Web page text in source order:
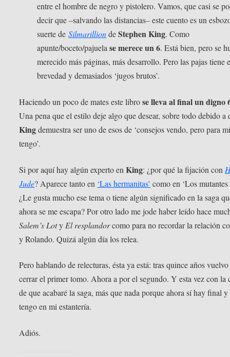
entre el hombre de negro y pistolero. Vamos, que casi se
decir que –salvando las distancias– este cuento es un
suerte deSilmarilliondeStephen King. Como
apunte/boceto/pajuelase merece un 6. Está bien, pero se
merecido más páginas, más desarrollo. Pero las pajas tiene
brevedad y demasiados ‘jugos brutos’.
Haciendo un poco de mates este librose lleva al final un digno
Una pena que el estilo deje algo que desear, sobre todo debido a
Kingdemuestra ser uno de esos de ‘consejos vendo, pero para
tengo’.
Si por aquí hay algún experto enKing: ¿por qué la fijación con
Jude? Aparece tanto en ‘Las hermanitas’ como en ‘Los mutantes
¿Le gusta mucho ese tema o tiene algún significado en la saga
ahora se me escapa? Por otro lado me jode haber leído hace
Salem’s Loty El resplandorcomo para no recordar la relación
y Rolando. Quizá algún día los relea.
Pero hablando de relecturas, ésta ya está: tras quince años
cerrar el primer tomo. Ahora a por el segundo. Y esta vez con la
de que acabaré la saga, más que nada porque ahora sí hay final
tengo en mi estantería.
Adiós.